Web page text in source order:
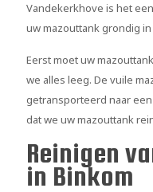
Vandekerkhove is het
uw mazouttank grondig
Eerst moet uw
we alles leeg. De vuile
getransporteerd naar
dat we uw mazouttank
Reinigen
in Binkom